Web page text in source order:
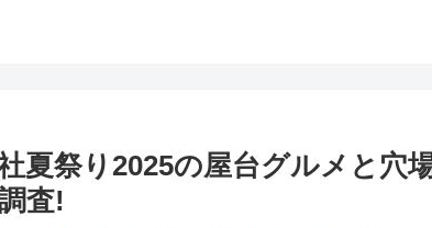
夏祭り2025の屋台グルメと穴
査!